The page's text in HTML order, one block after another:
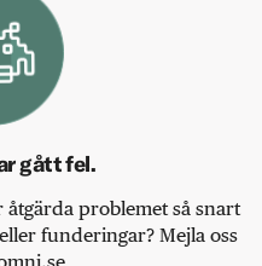
gått fel.
problemet så snart
funderingar? Mejla oss